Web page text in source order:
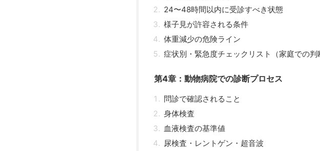
24〜48時間以内に受診すべき状態
様子見が許容される条件
体重減少の危険ライン
症状別・緊急度チェックリスト（家庭での判
第4章：動物病院での診断プロセス
問診で確認されること
身体検査
血液検査の基準値
尿検査・レントゲン・超音波